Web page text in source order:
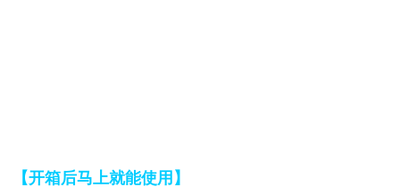
【开箱后马上就能使用】